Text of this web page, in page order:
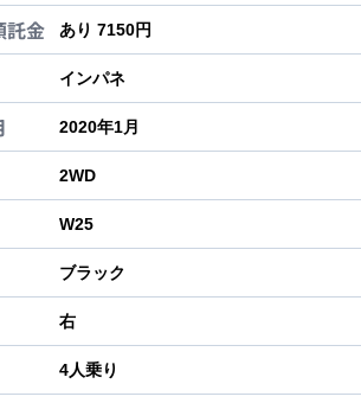
託金 あり 7150円
インパネ
2020年1月
2WD
W25
ブラック
右
4人乗り